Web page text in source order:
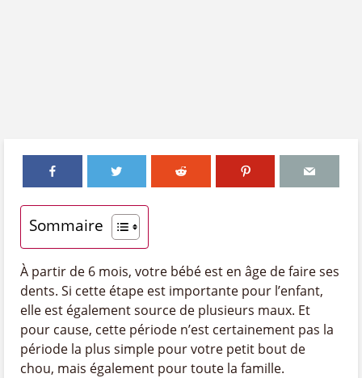
Sommaire
À partir de 6 mois, votre bébé est en âge de faire ses
dents. Si cette étape est importante pour l’enfant,
elle est également source de plusieurs maux. Et
pour cause, cette période n’est certainement pas la
période la plus simple pour votre petit bout de
chou, mais également pour toute la famille.